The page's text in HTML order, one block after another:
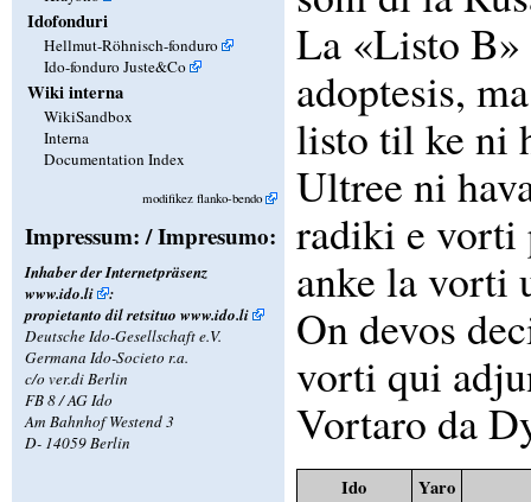
Idofonduri
Hellmut-Röhnisch-fonduro
Ido-fonduro Juste&Co
Wiki interna
WikiSandbox
Interna
Documentation Index
modifikez flanko-bendo
Impressum: / Impresumo:
Inhaber der Internetpräsenz
www.ido.li
:
propietanto dil retsituo www.ido.li
Deutsche Ido-Gesellschaft e.V.
Germana Ido-Societo r.a.
c/o ver.di Berlin
FB 8 / AG Ido
Am Bahnhof Westend 3
D- 14059 Berlin
La «Listo B»
adoptesis,
listo til ke ni
Ultree ni
radiki e vorti
anke la vorti
On devos
vorti qui
Vortaro da
Ido Yaro